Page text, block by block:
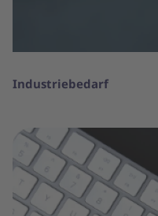
Industriebedarf